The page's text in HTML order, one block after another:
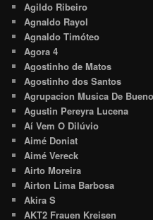
Agildo Ribeiro
Agnaldo Rayol
Agnaldo Timóteo
Agora 4
Agostinho de Matos
Agostinho dos Santos
Agrupacion Musica De
Agustin Pereyra Lucena
Aí Vem O Dilúvio
Aimé Doniat
Aimé Vereck
Airto Moreira
Airton Lima Barbosa
Akira S
AKT2 Frauen Kreisen